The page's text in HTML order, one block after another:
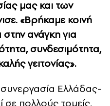
μας και των
«Βρήκαμε κοινή
ανάγκη για
συνδεσιμότητα,
γειτονίας».
Ελλάδας-
σε πολλούς τομείς,